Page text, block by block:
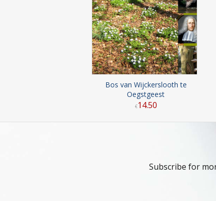
Bos van Wijckerslooth te
Oegstgeest
€14.50
Subscribe for